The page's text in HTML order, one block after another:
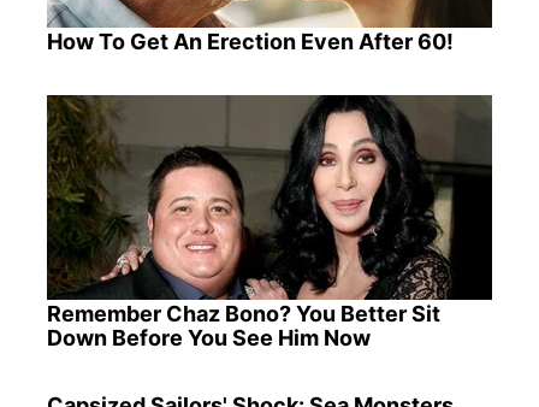
How To Get An Erection Even After 60!
Remember Chaz Bono? You Better Sit
Down Before You See Him Now